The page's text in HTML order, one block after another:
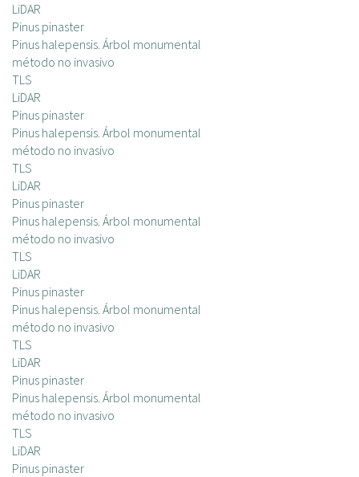
LiDAR
Pinus pinaster
Pinus halepensis. Árbol monumental
método no invasivo
TLS
LiDAR
Pinus pinaster
Pinus halepensis. Árbol monumental
método no invasivo
TLS
LiDAR
Pinus pinaster
Pinus halepensis. Árbol monumental
método no invasivo
TLS
LiDAR
Pinus pinaster
Pinus halepensis. Árbol monumental
método no invasivo
TLS
LiDAR
Pinus pinaster
Pinus halepensis. Árbol monumental
método no invasivo
TLS
LiDAR
Pinus pinaster